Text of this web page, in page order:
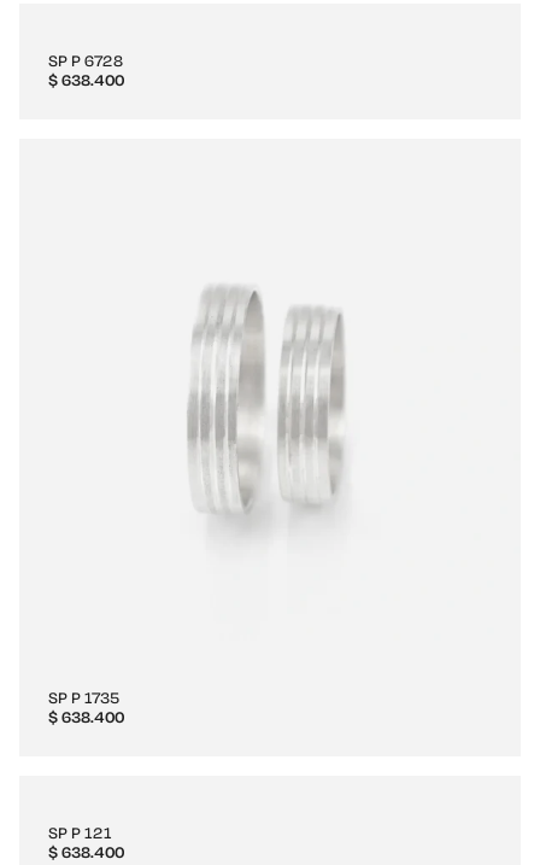
SP P 6728
$638.400
SP P 1735
$638.400
SP P 121
$638.400